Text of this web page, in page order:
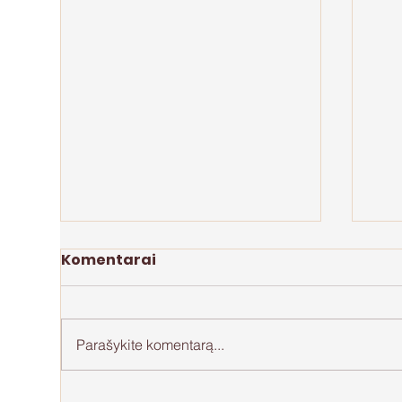
Komentarai
Parašykite komentarą...